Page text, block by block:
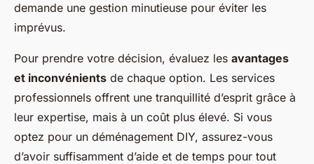
demande une gestion minutieuse pour éviter les
imprévus.
Pour prendre votre décision, évaluez les avantages
et inconvénients de chaque option. Les services
professionnels offrent une tranquillité d’esprit grâce à
leur expertise, mais à un coût plus élevé. Si vous
optez pour un déménagement DIY, assurez-vous
d’avoir suffisamment d’aide et de temps pour tout